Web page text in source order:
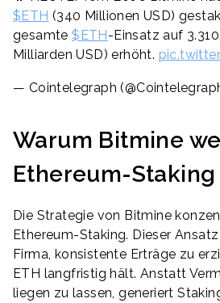
$ETH (340 Millionen USD)
gesamte$ETH-Einsatz auf
Milliarden USD) erhöht.
— Cointelegraph
Warum Bitmine
Ethereum-
Die Strategie von Bitmine
Ethereum-Staking. Dieser
Firma, konsistente Erträge zu
ETH langfristig hält. Anstatt
liegen zu lassen, generiert